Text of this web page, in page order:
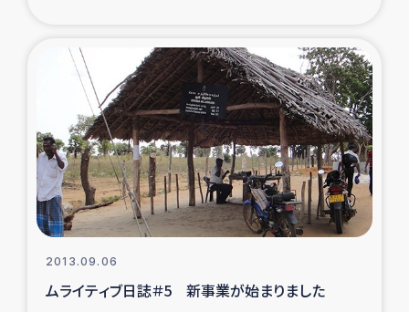
石巻市街地在宅被災者支援
復興応援隊の活動
仮設住宅生活支援・農業復興支援
漁業復興支援
経済自立支援事業
2013.09.06
ムライティブ日誌＃5 新事業が始まりました